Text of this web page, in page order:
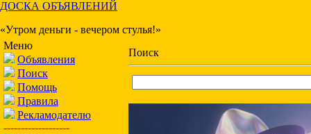
ДОСКА ОБЪЯВЛЕНИЙ
«Утром деньги - вечером стулья!»
Меню
Объявления
Поиск
Помощь
Правила
Рекламодателю
-------------------
Поиск